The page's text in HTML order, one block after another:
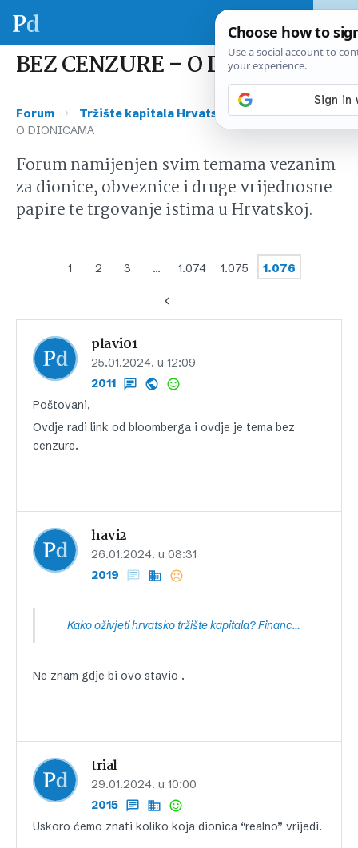
BEZ CENZURE – O DIONICAMA
Forum › Tržište kapitala Hrvatska ›
BEZ CENZURE –
O DIONICAMA
Forum namijenjen svim temama vezanim
za dionice, obveznice i druge vrijednosne
papire te trgovanje istima u Hrvatskoj.
1 2 3 … 1.074 1.075 1.076
plavi01
25.01.2024. u 12:09
2011
Poštovani,
Ovdje radi link od bloomberga i ovdje je tema bez
cenzure.
havi2
26.01.2024. u 08:31
2019
Kako oživjeti hrvatsko tržište kapitala? Financijaši predlažu uvođenje investicijskog računa s poreznim olakšicama
Ne znam gdje bi ovo stavio .
trial
29.01.2024. u 10:00
2015
Uskoro ćemo znati koliko koja dionica “realno” vrijedi.